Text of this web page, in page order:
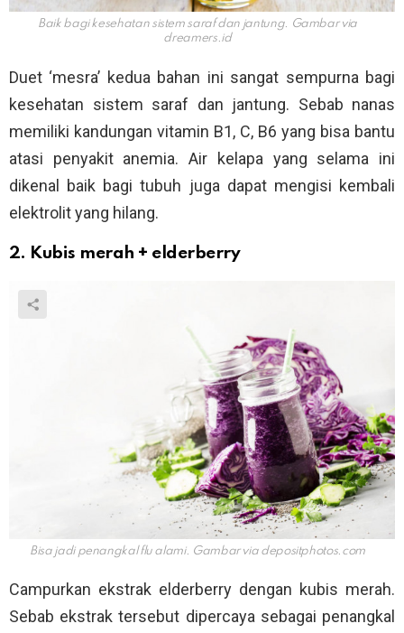
Baik bagi kesehatan sistem saraf dan jantung. Gambar via
dreamers.id
Duet ‘mesra’ kedua bahan ini sangat sempurna bagi
kesehatan sistem saraf dan jantung. Sebab nanas
memiliki kandungan vitamin B1, C, B6 yang bisa bantu
atasi penyakit anemia. Air kelapa yang selama ini
dikenal baik bagi tubuh juga dapat mengisi kembali
elektrolit yang hilang.
2. Kubis merah + elderberry
Bisa jadi penangkal flu alami. Gambar via depositphotos.com
Campurkan ekstrak elderberry dengan kubis merah.
Sebab ekstrak tersebut dipercaya sebagai penangkal